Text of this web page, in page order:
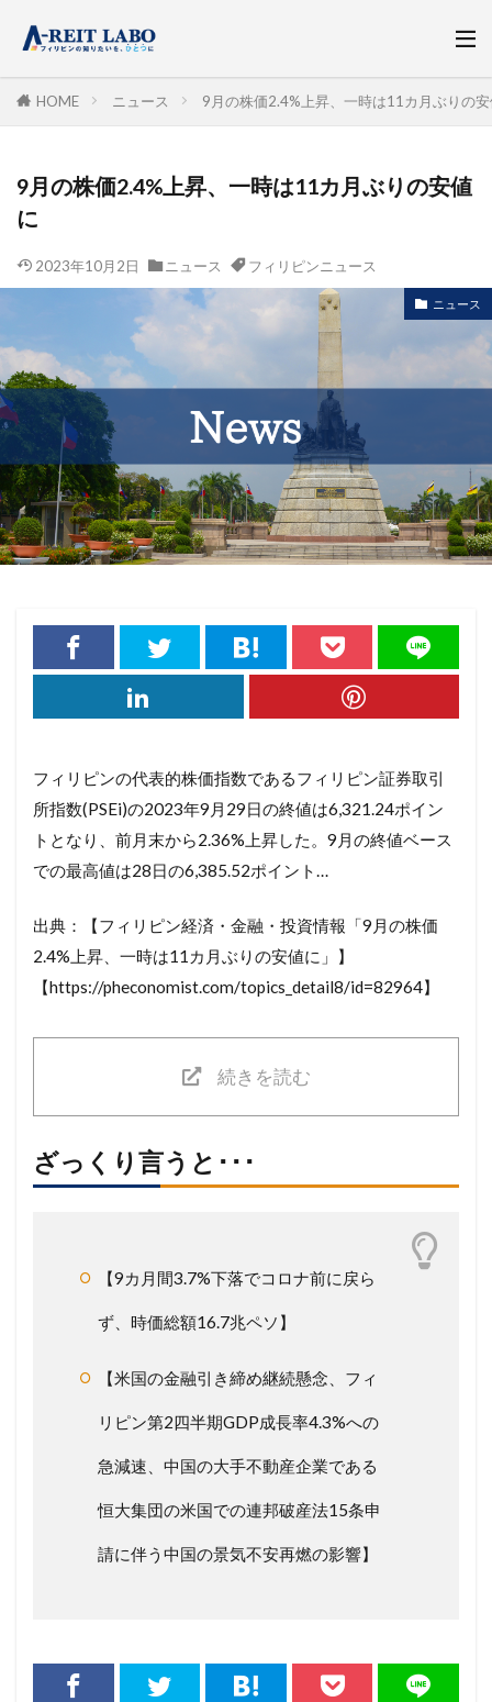
HOME ニュース 9月の株価2.4%上昇、一時は11カ月ぶりの
9月の株価2.4%上昇、一時は11カ月ぶりの安値
に
2023年10月2日 ニュース フィリピンニュース
ニュース
フィリピンの代表的株価指数であるフィリピン証券取引
所指数(PSEi)の2023年9月29日の終値は6,321.24ポイン
トとなり、前月末から2.36%上昇した。9月の終値ベース
での最高値は28日の6,385.52ポイント…
出典：【フィリピン経済・金融・投資情報「9月の株価
2.4%上昇、一時は11カ月ぶりの安値に」】
【https://pheconomist.com/topics_detail8/id=82964】
続きを読む
ざっくり言うと･･･
【9カ月間3.7%下落でコロナ前に戻ら
ず、時価総額16.7兆ペソ】
【米国の金融引き締め継続懸念、フィ
リピン第2四半期GDP成長率4.3%への
急減速、中国の大手不動産企業である
恒大集団の米国での連邦破産法15条申
請に伴う中国の景気不安再燃の影響】